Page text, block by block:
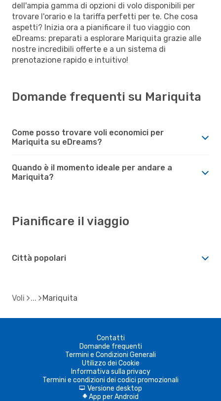
dell'ampia gamma di opzioni di volo disponibili per
trovare l'orario e la tariffa perfetti per te. Che cosa
aspetti? Inizia ora a pianificare il tuo viaggio con
eDreams: preparati a esplorare Mariquita grazie alle
nostre incredibili offerte e a un sistema di
prenotazione rapido e intuitivo!
Domande frequenti su Mariquita
Come posso trovare voli economici per
Mariquita su eDreams?
Quando è il momento ideale per andare a
Mariquita?
Pianificare il viaggio
Città popolari
Voli Mariquita
Contatti
Domande frequenti
Termini e Condizioni Generali
Utilizzo dei Cookie
Informativa sulla privacy
Termini e condizioni dei codici promozionali
d Versione desktop
A App per Android